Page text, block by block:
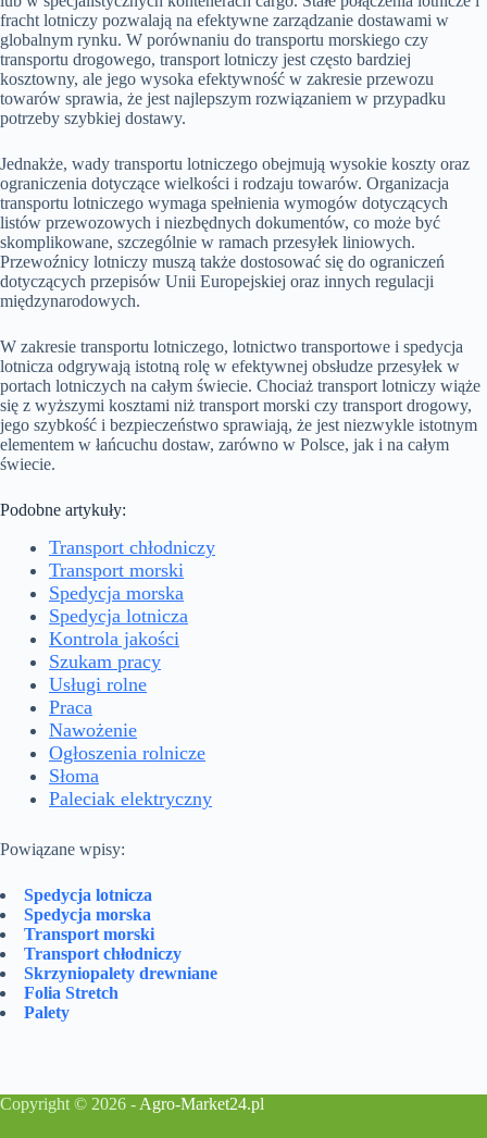
fracht lotniczy pozwalają na efektywne zarządzanie dostawami w
globalnym rynku. W porównaniu do transportu morskiego czy
transportu drogowego, transport lotniczy jest często bardziej
kosztowny, ale jego wysoka efektywność w zakresie przewozu
towarów sprawia, że jest najlepszym rozwiązaniem w przypadku
potrzeby szybkiej dostawy.
Jednakże, wady transportu lotniczego obejmują wysokie koszty oraz
ograniczenia dotyczące wielkości i rodzaju towarów. Organizacja
transportu lotniczego wymaga spełnienia wymogów dotyczących
listów przewozowych i niezbędnych dokumentów, co może być
skomplikowane, szczególnie w ramach przesyłek liniowych.
Przewoźnicy lotniczy muszą także dostosować się do ograniczeń
dotyczących przepisów Unii Europejskiej oraz innych regulacji
międzynarodowych.
W zakresie transportu lotniczego, lotnictwo transportowe i spedycja
lotnicza odgrywają istotną rolę w efektywnej obsłudze przesyłek w
portach lotniczych na całym świecie. Chociaż transport lotniczy wiąże
się z wyższymi kosztami niż transport morski czy transport drogowy,
jego szybkość i bezpieczeństwo sprawiają, że jest niezwykle istotnym
elementem w łańcuchu dostaw, zarówno w Polsce, jak i na całym
świecie.
Podobne artykuły:
Transport chłodniczy
Transport morski
Spedycja morska
Spedycja lotnicza
Kontrola jakości
Szukam pracy
Usługi rolne
Praca
Nawożenie
Ogłoszenia rolnicze
Słoma
Paleciak elektryczny
Powiązane wpisy:
Spedycja lotnicza
Spedycja morska
Transport morski
Transport chłodniczy
Skrzyniopalety drewniane
Folia Stretch
Palety
Copyright © 2026 - Agro-Market24.pl